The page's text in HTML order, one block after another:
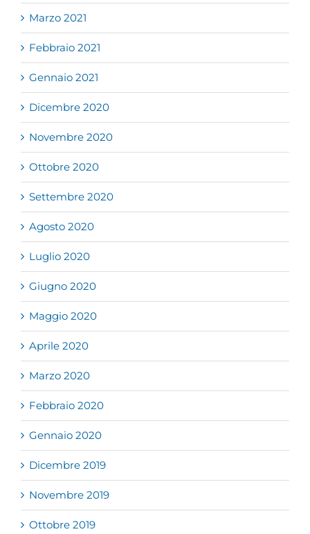
Marzo 2021
Febbraio 2021
Gennaio 2021
Dicembre 2020
Novembre 2020
Ottobre 2020
Settembre 2020
Agosto 2020
Luglio 2020
Giugno 2020
Maggio 2020
Aprile 2020
Marzo 2020
Febbraio 2020
Gennaio 2020
Dicembre 2019
Novembre 2019
Ottobre 2019